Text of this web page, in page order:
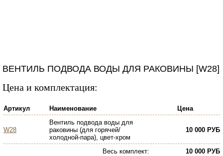
ВЕНТИЛЬ ПОДВОДА ВОДЫ ДЛЯ РАКОВИНЫ [W28]
Цена и комплектация:
Артикул Наименование Цена
W28
Вентиль подвода воды для
раковины (для горячей/
холодной-пара), цвет-хром
10 000 РУБ
Весь комплект: 10 000 РУБ